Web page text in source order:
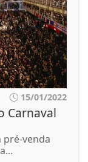
15/01/2022
Carnaval
venda